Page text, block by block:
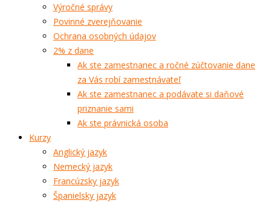
Výročné správy
Povinné zverejňovanie
Ochrana osobných údajov
2% z dane
Ak ste zamestnanec a ročné zúčtovanie dane
za Vás robí zamestnávateľ
Ak ste zamestnanec a podávate si daňové
priznanie sami
Ak ste právnická osoba
Kurzy
Anglický jazyk
Nemecký jazyk
Francúzsky jazyk
Španielsky jazyk